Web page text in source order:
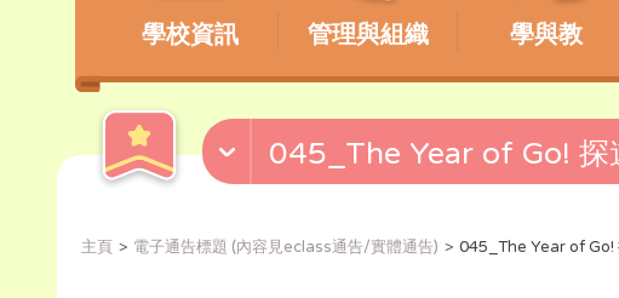
學校資訊 管理與組織 學與教
045_The Year of Go! 探
主頁 電子通告標題 (內容見eclass通告/實體通告) 045_The Year of Go!